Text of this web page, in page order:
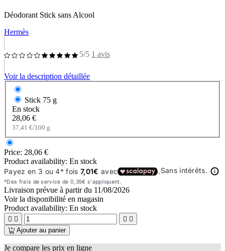
Déodorant Stick sans Alcool
Hermès
5/5 1 avis
Voir la description détaillée
Stick 75 g
En stock
28,06 €
37,41 €/100 g
Price: 28,06 €
Product availability: En stock
Livraison prévue à partir du 11/08/2026
Voir la disponibilité en magasin
Product availability: En stock
   
Ajouter au panier
Je compare les prix en ligne